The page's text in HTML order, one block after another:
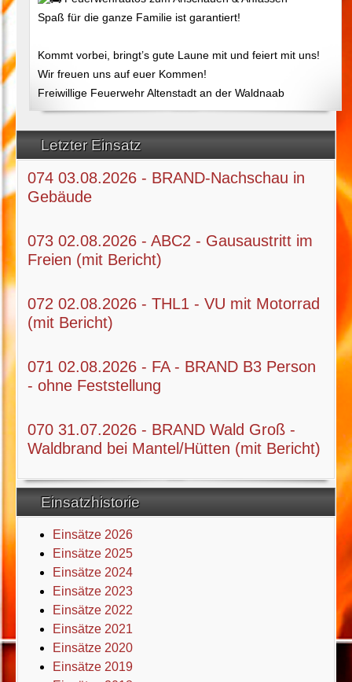
Letzter Einsatz
074 03.08.2026 - BRAND-Nachschau in
Gebäude
073 02.08.2026 - ABC2 - Gausaustritt im
Freien (mit Bericht)
072 02.08.2026 - THL1 - VU mit Motorrad
(mit Bericht)
071 02.08.2026 - FA - BRAND B3 Person
- ohne Feststellung
070 31.07.2026 - BRAND Wald Groß -
Waldbrand bei Mantel/Hütten (mit Bericht)
Einsatzhistorie
Einsätze 2026
Einsätze 2025
Einsätze 2024
Einsätze 2023
Einsätze 2022
Einsätze 2021
Einsätze 2020
Einsätze 2019
Spaß für die ganze Familie ist garantiert!
Kommt vorbei, bringt’s gute Laune mit und feiert mit uns!
Wir freuen uns auf euer Kommen!
Freiwillige Feuerwehr Altenstadt an der Waldnaab